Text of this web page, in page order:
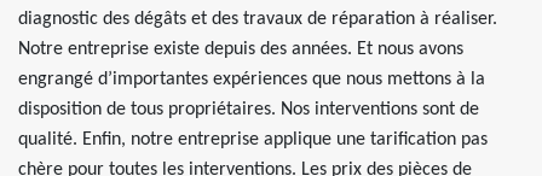
diagnostic des dégâts et des travaux de réparation à réaliser.
Notre entreprise existe depuis des années. Et nous avons
engrangé d’importantes expériences que nous mettons à la
disposition de tous propriétaires. Nos interventions sont de
qualité. Enfin, notre entreprise applique une tarification pas
chère pour toutes les interventions. Les prix des pièces de